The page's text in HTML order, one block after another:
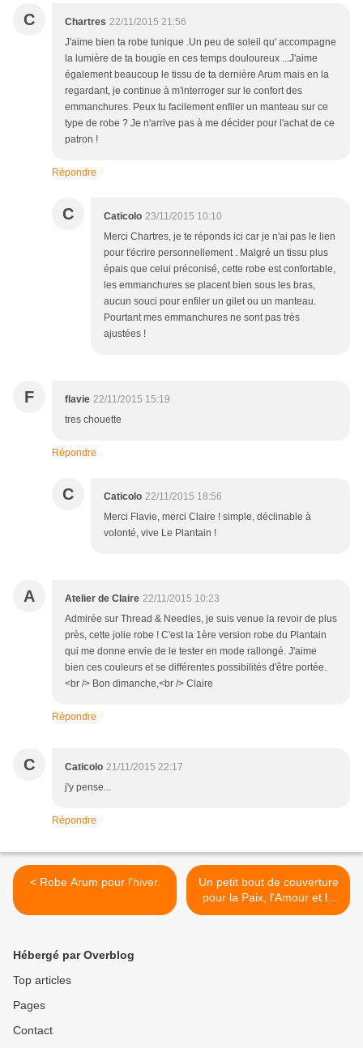
C Chartres 22/11/2015 21:56
J'aime bien ta robe tunique .Un peu de soleil qu' accompagne
la lumière de ta bougie en ces temps douloureux ...J'aime
également beaucoup le tissu de ta dernière Arum mais en la
regardant, je continue à m'interroger sur le confort des
emmanchures. Peux tu facilement enfiler un manteau sur ce
type de robe ? Je n'arrive pas à me décider pour l'achat de ce
patron !
Répondre
C Caticolo 23/11/2015 10:10
Merci Chartres, je te réponds ici car je n'ai pas le lien
pour t'écrire personnellement . Malgré un tissu plus
épais que celui préconisé, cette robe est confortable,
les emmanchures se placent bien sous les bras,
aucun souci pour enfiler un gilet ou un manteau.
Pourtant mes emmanchures ne sont pas très
ajustées !
F flavie 22/11/2015 15:19
tres chouette
Répondre
C Caticolo 22/11/2015 18:56
Merci Flavie, merci Claire ! simple, déclinable à
volonté, vive Le Plantain !
A Atelier de Claire 22/11/2015 10:23
Admirée sur Thread & Needles, je suis venue la revoir de plus
près, cette jolie robe ! C'est la 1ère version robe du Plantain
qui me donne envie de le tester en mode rallongé. J'aime
bien ces couleurs et se différentes possibilités d'être portée.
<br /> Bon dimanche,<br /> Claire
Répondre
C Caticolo 21/11/2015 22:17
j'y pense...
Répondre
< Robe Arum pour l'hiver.
Un petit bout de couverture
pour la Paix, l'Amour et la
Liberté >
Hébergé par Overblog
Top articles
Pages
Contact